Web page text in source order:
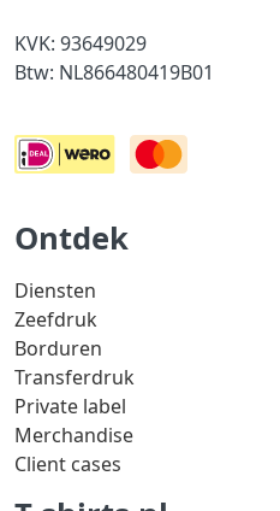
KVK: 93649029
Btw: NL866480419B01
Ontdek
Diensten
Zeefdruk
Borduren
Transferdruk
Private label
Merchandise
Client cases